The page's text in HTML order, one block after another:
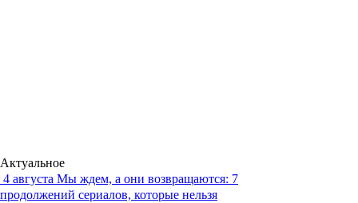
Актуальное
4 августа Мы ждем, а они возвращаются: 7
продолжений сериалов, которые нельзя